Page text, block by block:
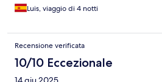
Luis, viaggio di 4 notti
Recensione verificata
10/10 Eccezionale